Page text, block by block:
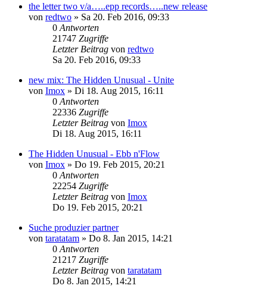
the letter two v/a…..epp records…..new release
von redtwo » Sa 20. Feb 2016, 09:33
0 Antworten
21747 Zugriffe
Letzter Beitrag von redtwo
Sa 20. Feb 2016, 09:33
new mix: The Hidden Unusual - Unite
von Imox » Di 18. Aug 2015, 16:11
0 Antworten
22336 Zugriffe
Letzter Beitrag von Imox
Di 18. Aug 2015, 16:11
The Hidden Unusual - Ebb n'Flow
von Imox » Do 19. Feb 2015, 20:21
0 Antworten
22254 Zugriffe
Letzter Beitrag von Imox
Do 19. Feb 2015, 20:21
Suche produzier partner
von taratatam » Do 8. Jan 2015, 14:21
0 Antworten
21217 Zugriffe
Letzter Beitrag von taratatam
Do 8. Jan 2015, 14:21